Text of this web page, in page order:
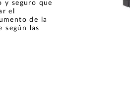
y seguro que
el
de la
según las